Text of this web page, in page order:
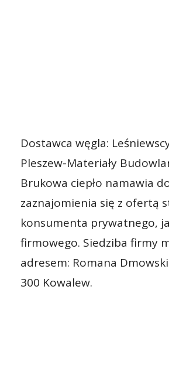
Dostawca węgla:
Pleszew-Materiały
Brukowa ciepło namawia
zaznajomienia się z ofertą
konsumenta prywatnego,
firmowego. Siedziba firmy
adresem: Romana
300 Kowalew.